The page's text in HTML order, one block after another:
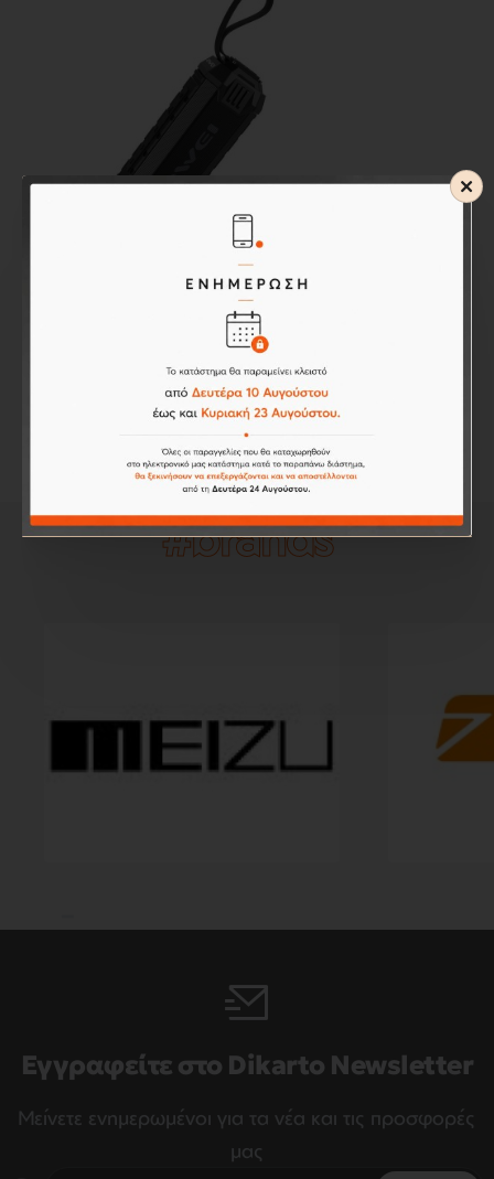
AWEI Y280 Portable Outdoor
Wireless Bluetooth Speaker BLACK
#brands
Εγγραφείτε στο Dikarto Newsletter
Μείνετε ενημερωμένοι για τα νέα και τις προσφορές
μας